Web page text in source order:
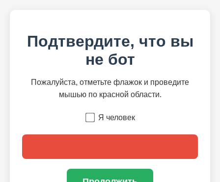
Подтвердите, что вы
не бот
Пожалуйста, отметьте флажок и проведите
мышью по красной области.
Я человек